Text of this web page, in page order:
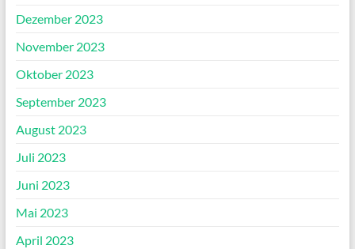
Dezember 2023
November 2023
Oktober 2023
September 2023
August 2023
Juli 2023
Juni 2023
Mai 2023
April 2023